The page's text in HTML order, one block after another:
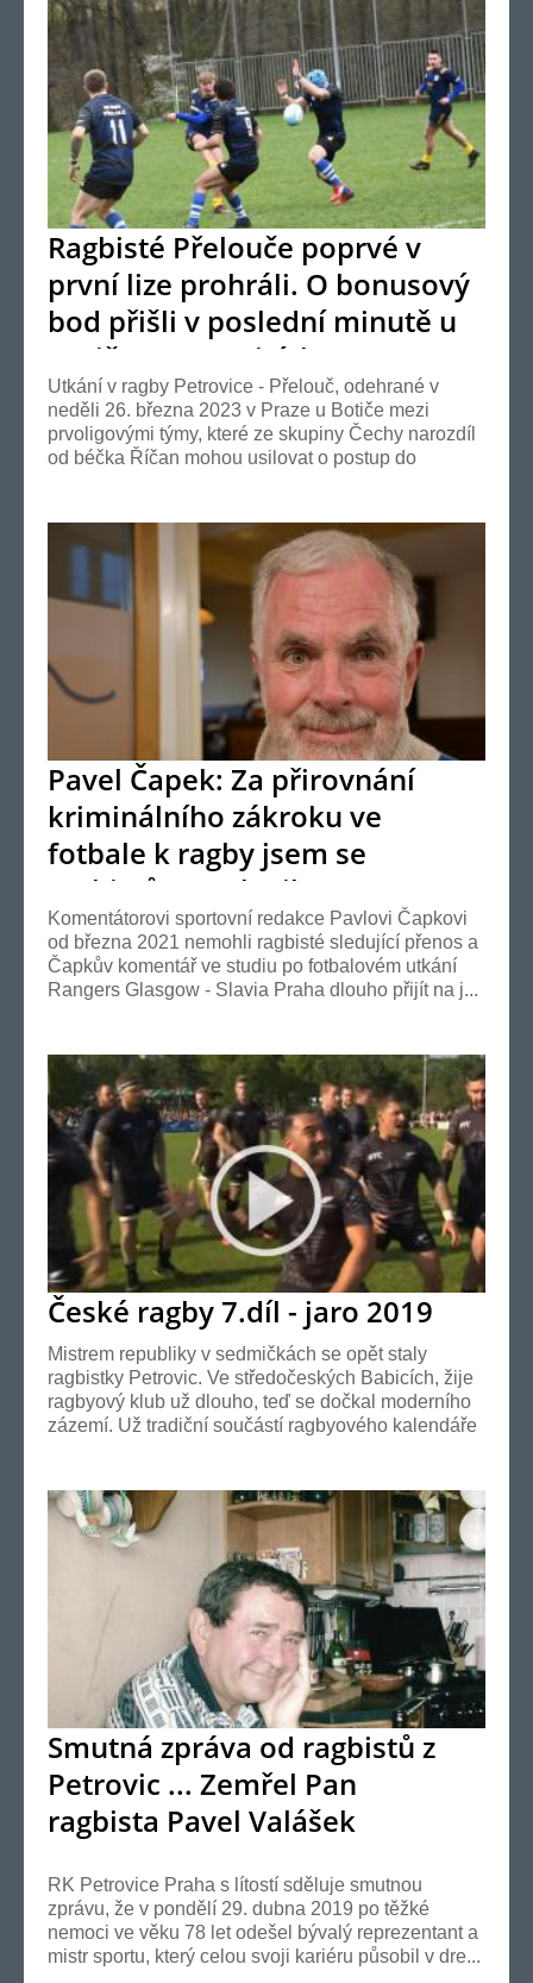
Ragbisté Přelouče poprvé v
první lize prohráli. O bonusový
bod přišli v poslední minutě u
Botiče v Petrovicích
Utkání v ragby Petrovice - Přelouč, odehrané v
neděli 26. března 2023 v Praze u Botiče mezi
prvoligovými týmy, které ze skupiny Čechy narozdíl
od béčka Říčan mohou usilovat o postup do
Pavel Čapek: Za přirovnání
kriminálního zákroku ve
fotbale k ragby jsem se
ragbistům omluvil
Komentátorovi sportovní redakce Pavlovi Čapkovi
od března 2021 nemohli ragbisté sledující přenos a
Čapkův komentář ve studiu po fotbalovém utkání
Rangers Glasgow - Slavia Praha dlouho přijít na j...
České ragby 7.díl - jaro 2019
Mistrem republiky v sedmičkách se opět staly
ragbistky Petrovic. Ve středočeských Babicích, žije
ragbyový klub už dlouho, teď se dočkal moderního
zázemí. Už tradiční součástí ragbyového kalendáře
Smutná zpráva od ragbistů z
Petrovic ... Zemřel Pan
ragbista Pavel Valášek
RK Petrovice Praha s lítostí sděluje smutnou
zprávu, že v pondělí 29. dubna 2019 po těžké
nemoci ve věku 78 let odešel bývalý reprezentant a
mistr sportu, který celou svoji kariéru působil v dre...